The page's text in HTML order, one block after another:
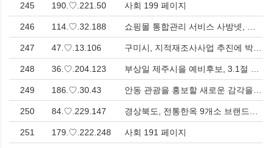
245 190.♡.221.50 사회 199 페이지
246 114.♡.32.188
247 47.♡.13.106
248 36.♡.204.123
249 186.♡.30.43
250 84.♡.229.147
251 179.♡.222.248 사회 191 페이지